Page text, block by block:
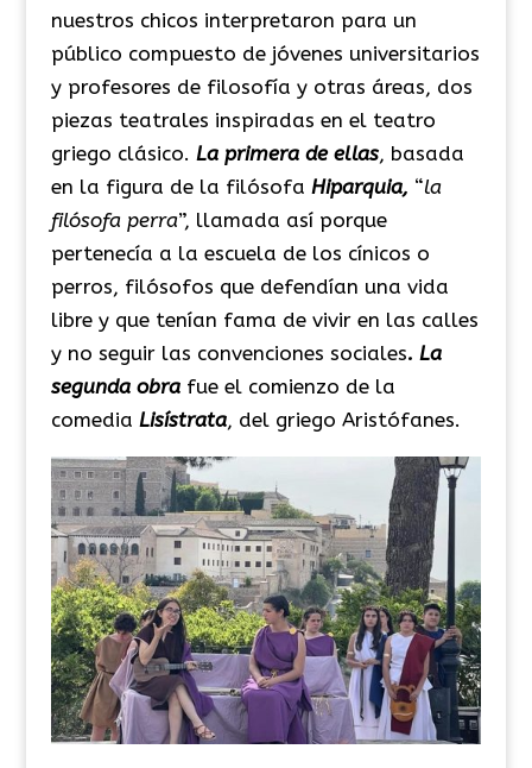
nuestros chicos interpretaron para un
público compuesto de jóvenes universitarios
y profesores de filosofía y otras áreas, dos
piezas teatrales inspiradas en el teatro
griego clásico. La primera de ellas, basada
en la figura de la filósofa Hiparquia, “la
filósofa perra”, llamada así porque
pertenecía a la escuela de los cínicos o
perros, filósofos que defendían una vida
libre y que tenían fama de vivir en las calles
y no seguir las convenciones sociales. La
segunda obrafue el comienzo de la
comedia Lisístrata, del griego Aristófanes.